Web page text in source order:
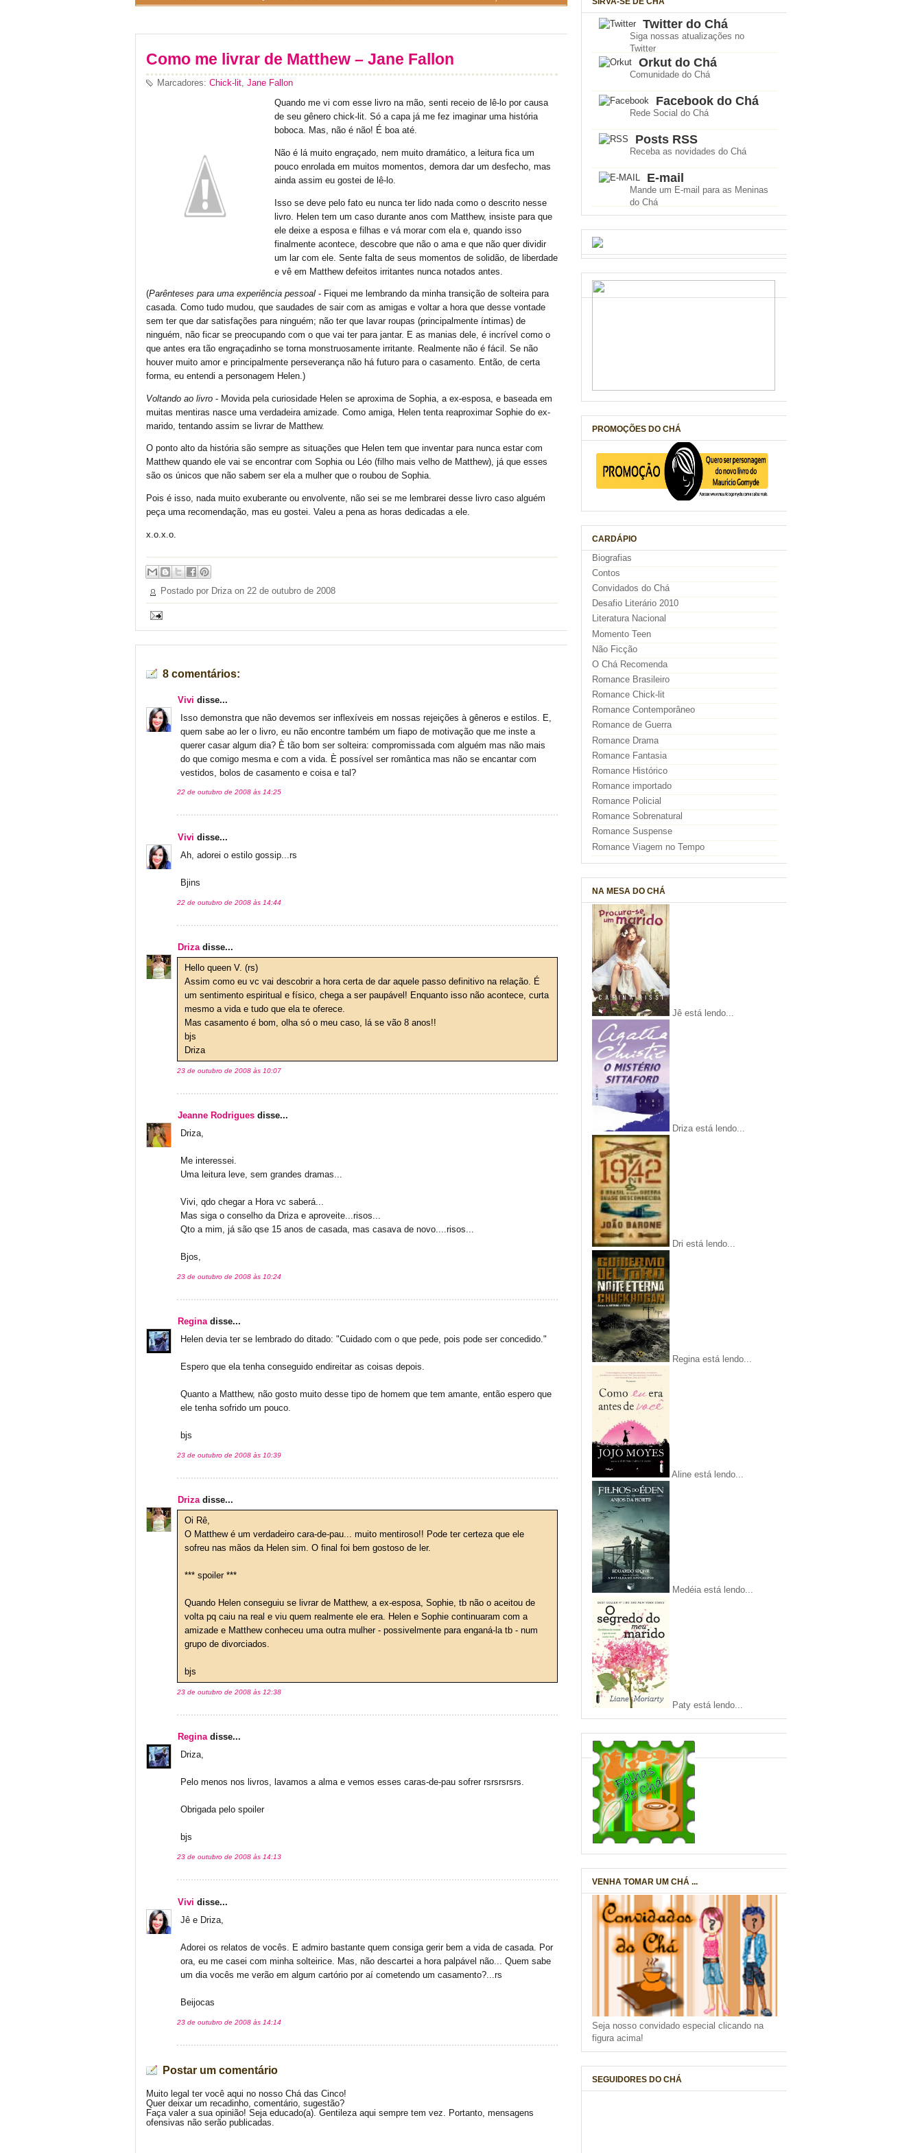
Como me livrar de Matthew – Jane Fallon
Marcadores: Chick-lit Jane Fallon
Quando me vi com esse livro na mão, senti receio de lê-lo por causa
de seu gênero chick-lit. Só a capa já me fez imaginar uma história
boboca. Mas, não é não! É boa até.
Não é lá muito engraçado, nem muito dramático, a leitura fica um
pouco enrolada em muitos momentos, demora dar um desfecho, mas
ainda assim eu gostei de lê-lo.
Isso se deve pelo fato eu nunca ter lido nada como o descrito nesse
livro. Helen tem um caso durante anos com Matthew, insiste para que
ele deixe a esposa e filhas e vá morar com ela e, quando isso
finalmente acontece, descobre que não o ama e que não quer dividir
um lar com ele. Sente falta de seus momentos de solidão, de liberdade
e vê em Matthew defeitos irritantes nunca notados antes.
(Parênteses para uma experiência pessoal - Fiquei me lembrando da minha transição de solteira para
casada. Como tudo mudou, que saudades de sair com as amigas e voltar a hora que desse vontade
sem ter que dar satisfações para ninguém; não ter que lavar roupas (principalmente íntimas) de
ninguém, não ficar se preocupando com o que vai ter para jantar. E as manias dele, é incrível como o
que antes era tão engraçadinho se torna monstruosamente irritante. Realmente não é fácil. Se não
houver muito amor e principalmente perseverança não há futuro para o casamento. Então, de certa
forma, eu entendi a personagem Helen.)
Voltando ao livro - Movida pela curiosidade Helen se aproxima de Sophia, a ex-esposa, e baseada em
muitas mentiras nasce uma verdadeira amizade. Como amiga, Helen tenta reaproximar Sophie do ex-
marido, tentando assim se livrar de Matthew.
O ponto alto da história são sempre as situações que Helen tem que inventar para nunca estar com
Matthew quando ele vai se encontrar com Sophia ou Léo (filho mais velho de Matthew), já que esses
são os únicos que não sabem ser ela a mulher que o roubou de Sophia.
Pois é isso, nada muito exuberante ou envolvente, não sei se me lembrarei desse livro caso alguém
peça uma recomendação, mas eu gostei. Valeu a pena as horas dedicadas a ele.
x.o.x.o.
Postado por Driza on 22 de outubro de 2008
8 comentários:
Vivi disse...
Isso demonstra que não devemos ser inflexíveis em nossas rejeições à gêneros e estilos. E,
quem sabe ao ler o livro, eu não encontre também um fiapo de motivação que me inste a
querer casar algum dia? È tão bom ser solteira: compromissada com alguém mas não mais
do que comigo mesma e com a vida. È possível ser romântica mas não se encantar com
vestidos, bolos de casamento e coisa e tal?
22 de outubro de 2008 às 14:25
Vivi disse...
Ah, adorei o estilo gossip...rs
Bjins
22 de outubro de 2008 às 14:44
Driza disse...
Hello queen V. (rs)
Assim como eu vc vai descobrir a hora certa de dar aquele passo definitivo na relação. É
um sentimento espiritual e físico, chega a ser paupável! Enquanto isso não acontece, curta
mesmo a vida e tudo que ela te oferece.
Mas casamento é bom, olha só o meu caso, lá se vão 8 anos!!
bjs
Driza
23 de outubro de 2008 às 10:07
Jeanne Rodrigues disse...
Driza,
Me interessei.
Uma leitura leve, sem grandes dramas...
Vivi, qdo chegar a Hora vc saberá...
Mas siga o conselho da Driza e aproveite...risos...
Qto a mim, já são qse 15 anos de casada, mas casava de novo....risos...
Bjos,
23 de outubro de 2008 às 10:24
Reginadisse...
Helen devia ter se lembrado do ditado: "Cuidado com o que pede, pois pode ser concedido."
Espero que ela tenha conseguido endireitar as coisas depois.
Quanto a Matthew, não gosto muito desse tipo de homem que tem amante, então espero que
ele tenha sofrido um pouco.
bjs
23 de outubro de 2008 às 10:39
Drizadisse...
Oi Rê,
O Matthew é um verdadeiro cara-de-pau... muito mentiroso!! Pode ter certeza que ele
sofreu nas mãos da Helen sim. O final foi bem gostoso de ler.
*** spoiler ***
Quando Helen conseguiu se livrar de Matthew, a ex-esposa, Sophie, tb não o aceitou de
volta pq caiu na real e viu quem realmente ele era. Helen e Sophie continuaram com a
amizade e Matthew conheceu uma outra mulher - possivelmente para enganá-la tb - num
grupo de divorciados.
bjs
23 de outubro de 2008 às 12:38
Reginadisse...
Driza,
Pelo menos nos livros, lavamos a alma e vemos esses caras-de-pau sofrer rsrsrsrsrs.
Obrigada pelo spoiler
bjs
23 de outubro de 2008 às 14:13
Vivi disse...
Jê e Driza,
Adorei os relatos de vocês. E admiro bastante quem consiga gerir bem a vida de casada. Por
ora, eu me casei com minha solteirice. Mas, não descartei a hora palpável não... Quem sabe
um dia vocês me verão em algum cartório por aí cometendo um casamento?...rs
Beijocas
23 de outubro de 2008 às 14:14
Postar um comentário
Muito legal ter você aqui no nosso Chá das Cinco!
Quer deixar um recadinho, comentário, sugestão?
Faça valer a sua opinião! Seja educado(a). Gentileza aqui sempre tem vez. Portanto, mensagens
ofensivas não serão publicadas.
Twitter do Chá
Siga nossas atualizações no
Twitter
Orkut do Chá
Comunidade do Chá
Facebook do Chá
Rede Social do Chá
Posts RSS
Receba as novidades do Chá
E-mail
Mande um E-mail para as Meninas
do Chá
PROMOÇÕES DO CHÁ
CARDÁPIO
Biografias
Contos
Convidados do Chá
Desafio Literário 2010
Literatura Nacional
Momento Teen
Não Ficção
O Chá Recomenda
Romance Brasileiro
Romance Chick-lit
Romance Contemporâneo
Romance de Guerra
Romance Drama
Romance Fantasia
Romance Histórico
Romance importado
Romance Policial
Romance Sobrenatural
Romance Suspense
Romance Viagem no Tempo
NA MESA DO CHÁ
Jê está lendo...
Driza está lendo...
Dri está lendo...
Regina está lendo...
Aline está lendo...
Medéia está lendo...
Paty está lendo...
VENHA TOMAR UM CHÁ ...
Seja nosso convidado especial clicando na
figura acima!
SEGUIDORES DO CHÁ